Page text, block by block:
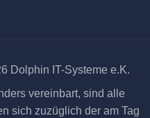
Dolphin IT-Systeme e.K.
vereinbart, sind alle
sich zuzüglich der am Tag